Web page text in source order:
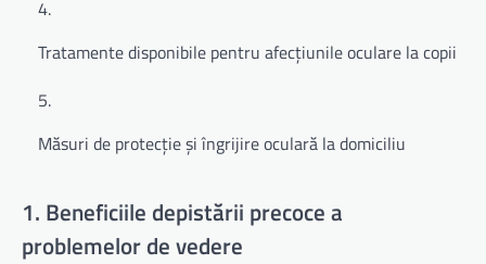
Tratamente disponibile pentru afecțiunile oculare la copii
Măsuri de protecție și îngrijire oculară la domiciliu
1. Beneficiile depistării precoce a
problemelor de vedere